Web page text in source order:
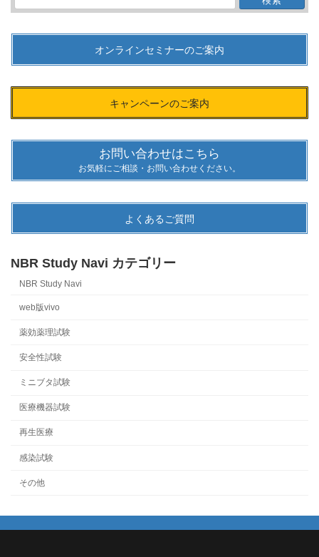
索:
オンラインセミナーのご案内
キャンペーンのご案内
お問い合わせはこちら
お気軽にご相談・お問い合わせください。
よくあるご質問
NBR Study Navi カテゴリー
NBR Study Navi
web版vivo
薬効薬理試験
安全性試験
ミニブタ試験
医療機器試験
再生医療
感染試験
その他